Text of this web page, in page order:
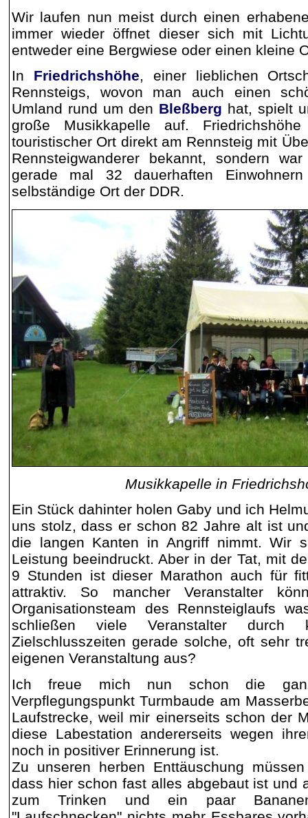
Wir laufen nun meist durch einen
immer wieder öffnet dieser sich mit
entweder eine Bergwiese oder einen kleine
In Friedrichshöhe, einer lieblichen
Rennsteigs, wovon man auch einen
Umland rund um den Bleßberg hat, spielt
große Musikkapelle auf.
touristischer Ort direkt am Rennsteig mit
Rennsteigwanderer bekannt, sondern
gerade mal 32 dauerhaften
selbständige Ort der DDR.
Musikkapelle in
Ein Stück dahinter holen Gaby und ich
uns stolz, dass er schon 82 Jahre alt ist
die langen Kanten in Angriff nimmt. Wir
Leistung beeindruckt. Aber in der Tat, mit
9 Stunden ist dieser Marathon auch für
attraktiv. So mancher Veranstalter
Organisationsteam des Rennsteiglaufs
schließen viele Veranstalter durch
Zielschlusszeiten gerade solche, oft sehr
eigenen Veranstaltung aus?
Ich freue mich nun schon die
Verpflegungspunkt Turmbaude am
Laufstrecke, weil mir einerseits schon der
diese Labestation andererseits wegen
noch in positiver Erinnerung ist.
Zu unseren herben Enttäuschung
dass hier schon fast alles abgebaut ist und
zum Trinken und ein paar